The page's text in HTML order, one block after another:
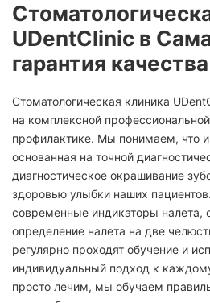
UDentClinic в
гарантия
Стоматологическая клиника
на комплексной профессиональной
профилактике. Мы понимаем, что
основанная на точной
диагностическое окрашивание
здоровью улыбки наших
современные индикаторы налета,
определение налета на две
регулярно проходят обучение и
индивидуальный подход к
просто лечим, мы обучаем